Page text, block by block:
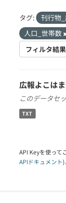
タグ: 刊行物
人口_世帯数
フィルタ結果
広報よこは
このデータセ
TXT
API Keyを使って
APIドキュメント).